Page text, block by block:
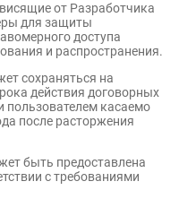
от Разработчика
для защиты
доступа
и распространения.
сохраняться на
действия договорных
касаемо
после расторжения
быть предоставлена
с требованиями